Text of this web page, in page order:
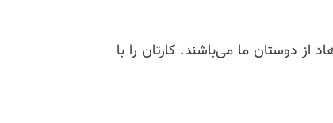
از دوستان ما می‌باشند. کارتان را با